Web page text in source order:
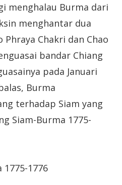
menghalau Burma dari
menghantar dua
Chakri dan Chao
bandar Chiang
pada Januari
Burma
terhadap Siam yang
Siam-Burma 1775-
1775-1776